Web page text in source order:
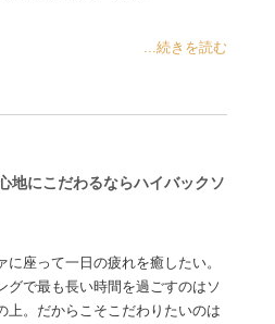
...続きを読む
地にこだわるならハイバックソ
に座って一日の疲れを癒したい。
グで最も長い時間を過ごすのはソ
上。だからこそこだわりたいのは